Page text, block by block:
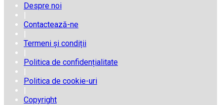
Despre noi
|
Contactează-ne
|
Termeni și condiții
|
Politica de confidențialitate
|
Politica de cookie-uri
|
Copyright